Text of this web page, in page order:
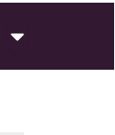
Open